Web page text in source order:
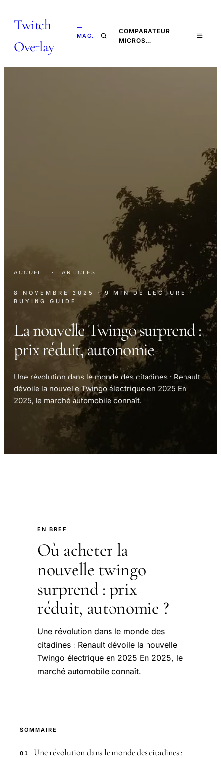
Twitch
Overlay
—
MAG.
COMPARATEUR
MICROS…
ACCUEIL · ARTICLES
8 NOVEMBRE 2025 · 9 MIN DE LECTURE
·
BUYING GUIDE
La nouvelle Twingo surprend :
prix réduit, autonomie
Une révolution dans le monde des citadines : Renault
dévoile la nouvelle Twingo électrique en 2025 En
2025, le marché automobile connaît.
EN BREF
Où acheter la
nouvelle twingo
surprend : prix
réduit, autonomie ?
Une révolution dans le monde des
citadines : Renault dévoile la nouvelle
Twingo électrique en 2025 En 2025, le
marché automobile connaît.
SOMMAIRE
01
Une révolution dans le monde des citadines :